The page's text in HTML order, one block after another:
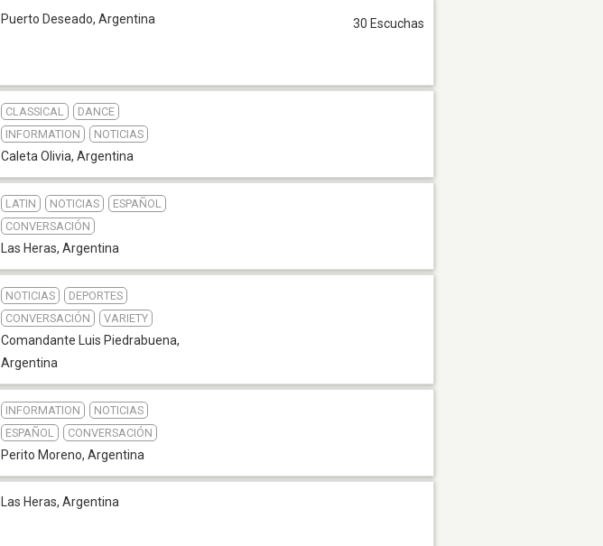
Puerto Deseado, Argentina 30 Escuchas
CLASSICAL
DANCE
INFORMATION
NOTICIAS
Caleta Olivia, Argentina
LATIN NOTICIAS
ESPAÑOL
CONVERSACIÓN
Las Heras, Argentina
NOTICIAS
DEPORTES
CONVERSACIÓN
VARIETY
Comandante Luis Piedrabuena,
Argentina
INFORMATION
NOTICIAS
ESPAÑOL
CONVERSACIÓN
Perito Moreno, Argentina
Las Heras, Argentina